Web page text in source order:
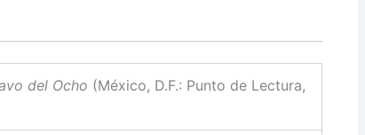
del Ocho (México, D.F.: Punto de Lectura,